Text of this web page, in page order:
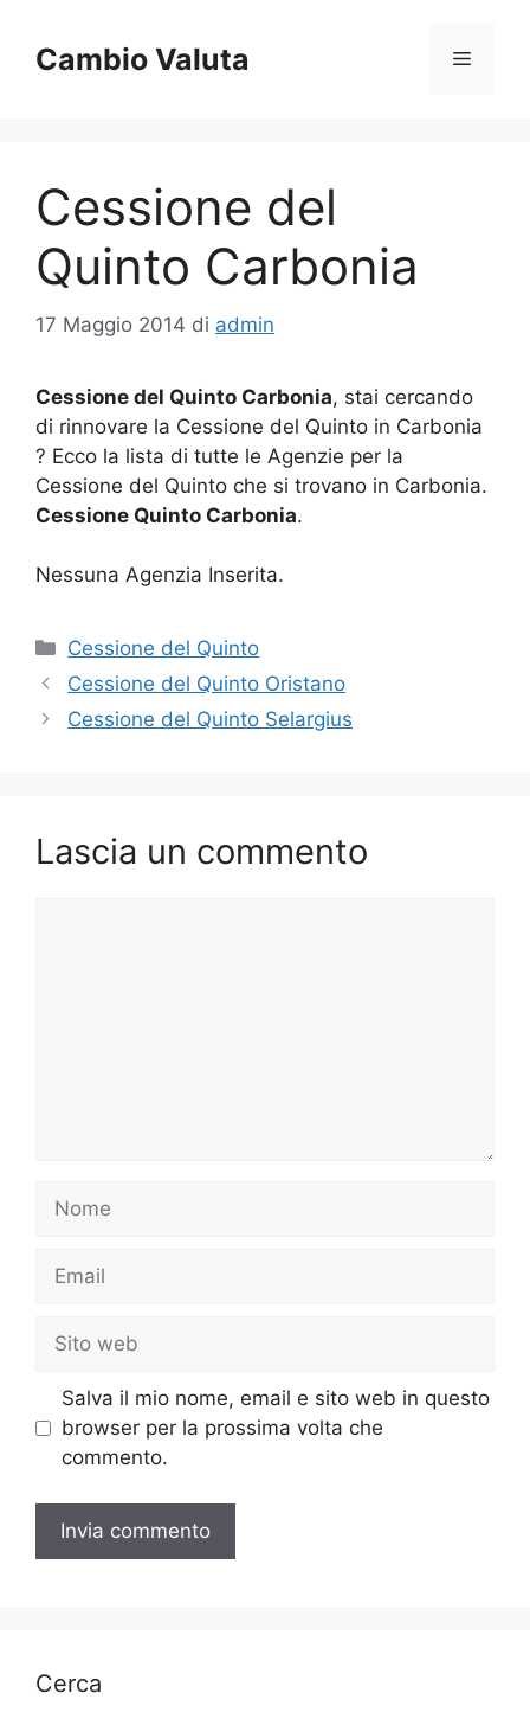
contenuto
Cambio Valuta Menu
Cessione del
Quinto Carbonia
17 Maggio 2014 di admin
Cessione del Quinto Carbonia, stai cercando
di rinnovare la Cessione del Quinto in Carbonia
? Ecco la lista di tutte le Agenzie per la
Cessione del Quinto che si trovano in Carbonia.
Cessione Quinto Carbonia.
Nessuna Agenzia Inserita.
Categorie
Cessione del Quinto
Cessione del Quinto Oristano
Cessione del Quinto Selargius
Lascia un commento
Nome
Email
Sito
web
Salva il mio nome, email e sito web in questo
browser per la prossima volta che
commento.
Cerca